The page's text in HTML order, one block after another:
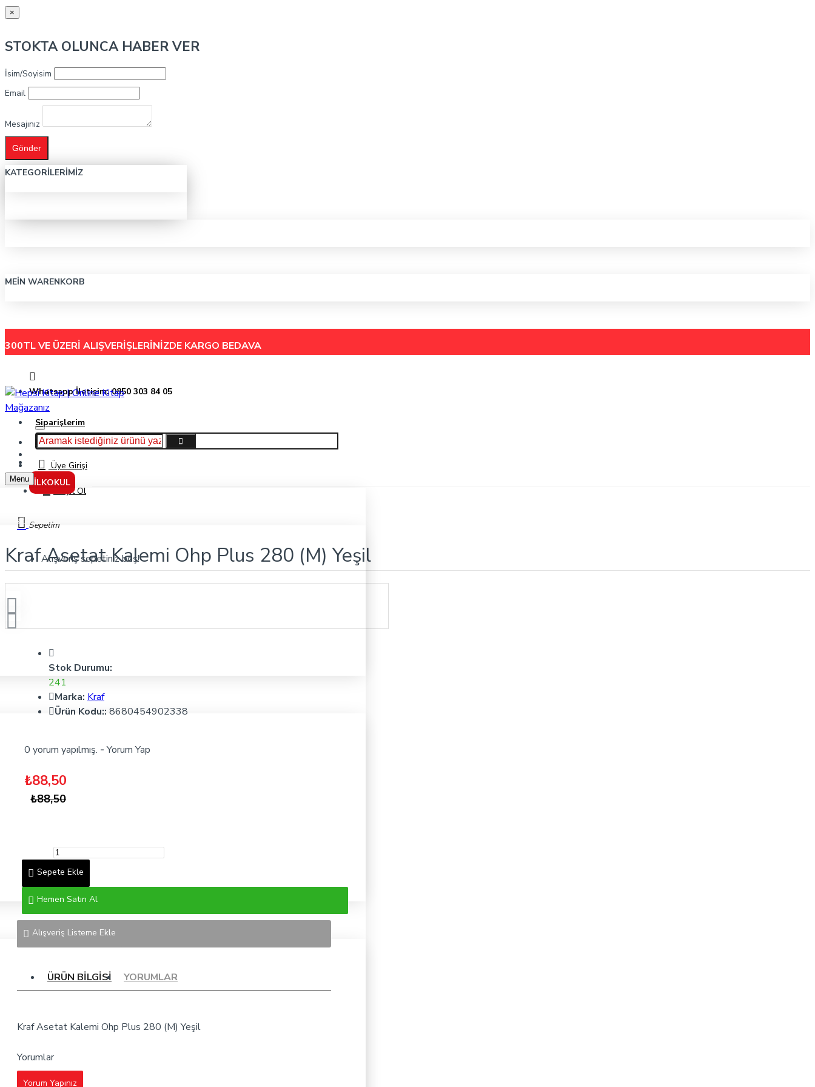
×
STOKTA OLUNCA HABER VER
İsim/Soyisim
Email
Mesajınız
Gönder
KATEGORILERIMIZ
MEIN WARENKORB
300TL VE ÜZERİ ALIŞVERİŞLERİNİZDE KARGO BEDAVA
Whatsapp İletişim: 0850 303 84 05
Siparişlerim
Hakkımızda
İletişimÜye Girişi
Kayıt Ol
Sepetim
Alışveriş sepetiniz boş!
İLKOKUL
Menu
Kraf Asetat Kalemi Ohp Plus 280 (M) Yeşil
Kraf Asetat Kalemi Ohp Plus 280 (M) Yeşil
Stok Durumu:
241
Marka: Kraf
Ürün Kodu:: 8680454902338
0 yorum yapılmış. - Yorum Yap
₺88,50
₺88,50
Sepete Ekle
Hemen Satın Al
Alışveriş Listeme Ekle
ÜRÜN BILGISI YORUMLAR
Kraf Asetat Kalemi Ohp Plus 280 (M) Yeşil
Yorumlar
Yorum Yapınız